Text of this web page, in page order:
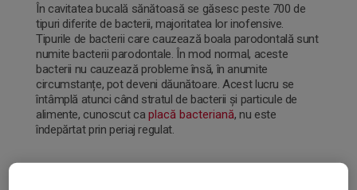
În cavitatea bucală sănătoasă se găsesc peste 700 de
tipuri diferite de bacterii, majoritatea lor inofensive.
Tipurile de bacterii care cauzează boala parodontală sunt
numite bacterii parodontale. În mod normal, aceste
bacterii nu cauzează probleme însă, în anumite
circumstanțe, pot deveni dăunătoare. Acest lucru se
întâmplă atunci când stratul de bacterii și particule de
alimente, cunoscut ca placă bacteriană, nu este
îndepărtat prin periaj regulat.